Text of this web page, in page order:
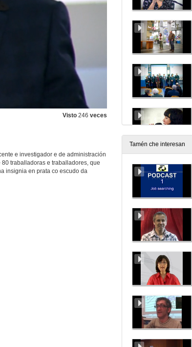
Visto 246 veces
e investigador e de administración
traballadoras e traballadores, que
insignia en prata co escudo da
Tamén che interesan